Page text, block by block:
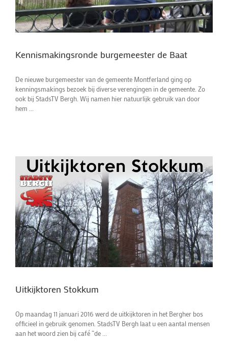
Kennismakingsronde burgemeester de Baat
De nieuwe burgemeester van de gemeente Montferland ging op
kenningsmakings bezoek bij diverse verengingen in de gemeente. Zo
ook bij StadsTV Bergh. Wij namen hier natuurlijk gebruik van door
hem ...
Uitkijktoren Stokkum
Op maandag 11 januari 2016 werd de uitkijktoren in het Bergher bos
officieel in gebruik genomen. StadsTV Bergh laat u een aantal mensen
aan het woord zien bij café “de ...